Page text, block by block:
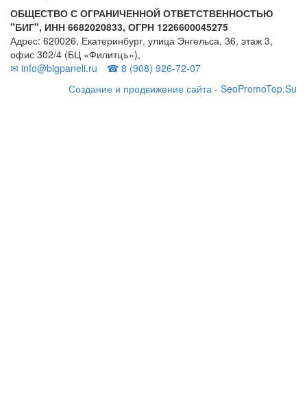
ОБЩЕСТВО С ОГРАНИЧЕННОЙ ОТВЕТСТВЕННОСТЬЮ
"БИГ", ИНН 6682020833, ОГРН 1226600045275
Адрес: 620026, Екатеринбург, улица Энгельса, 36, этаж 3,
офис 302/4 (БЦ «Филитцъ»),
✉ info@bigpaneli.ru
☎ 8 (908) 926-72-07
Создание и продвижение сайта - SeoPromoTop.Su